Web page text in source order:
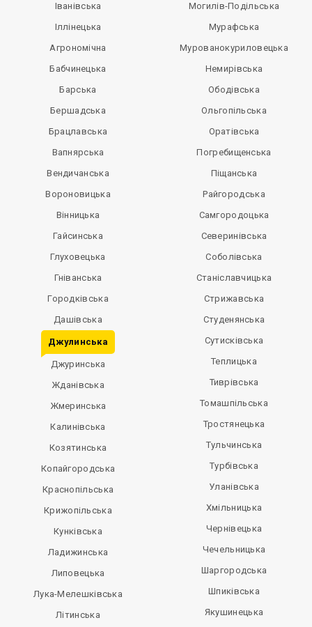
Іванівська
Іллінецька
Агрономічна
Бабчинецька
Барська
Бершадська
Брацлавська
Вапнярська
Вендичанська
Вороновицька
Вінницька
Гайсинська
Глуховецька
Гніванська
Городківська
Дашівська
Джулинська
Джуринська
Жданівська
Жмеринська
Калинівська
Козятинська
Копайгородська
Краснопільська
Крижопільська
Кунківська
Ладижинська
Липовецька
Лука-Мелешківська
Літинська
Могилів-Подільська
Мурафська
Мурованокуриловецька
Немирівська
Ободівська
Ольгопільська
Оратівська
Погребищенська
Піщанська
Райгородська
Самгородоцька
Северинівська
Соболівська
Станіславчицька
Стрижавська
Студенянська
Сутисківська
Теплицька
Тиврівська
Томашпільська
Тростянецька
Тульчинська
Турбівська
Уланівська
Хмільницька
Чернівецька
Чечельницька
Шаргородська
Шпиківська
Якушинецька